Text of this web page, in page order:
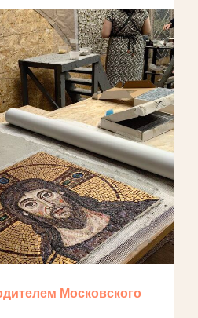
Московского